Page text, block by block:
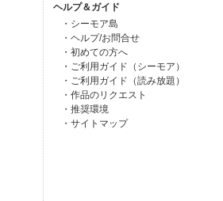
ヘルプ＆ガイド
・シーモア島
・ヘルプ/お問合せ
・初めての方へ
・ご利用ガイド（シーモア）
・ご利用ガイド（読み放題）
・作品のリクエスト
・推奨環境
・サイトマップ